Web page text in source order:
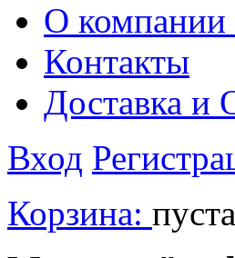
О
Контакты
Доставка и
Вход
Корзина: пуста